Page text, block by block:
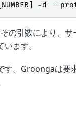
-d --
の引数により、
ます。
す。Groongaは要